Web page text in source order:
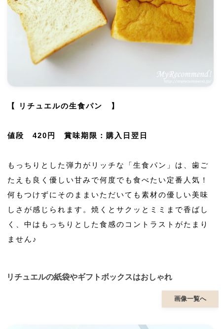
【 リチュエルの生食パン 】
値段 420円 賞味期限：購入日翌日
もっちりとした弾力がリッチな「生食パン」は、歯ご
たえも良く優しい甘みで何度でも食べたい定番人気！
何もつけずにそのままいただいても素材の優しい美味
しさが感じられます。焼くとサクッとミミまで香ばし
く、中はもっちりとした食感のコントラストがたまり
ません♪
リチュエルの紙袋やギフトボックスはおしゃれ
画像一覧へ